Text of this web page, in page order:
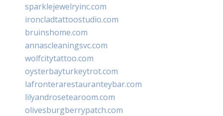
sparklejewelryinc.com
ironcladtattoostudio.com
bruinshome.com
annascleaningsvc.com
wolfcitytattoo.com
oysterbayturkeytrot.com
lafronterarestauranteybar.com
lilyandrosetearoom.com
olivesburgberrypatch.com